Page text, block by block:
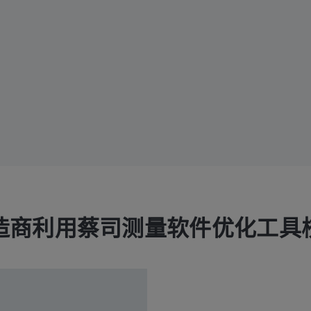
商利用蔡司测量软件优化工具